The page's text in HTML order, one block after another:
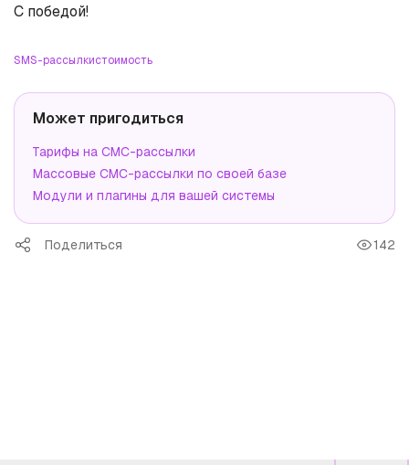
С победой!
SMS-рассылкистоимость
Может пригодиться
Тарифы на СМС-рассылки
Массовые СМС-рассылки по своей базе
Модули и плагины для вашей системы
Поделиться 142